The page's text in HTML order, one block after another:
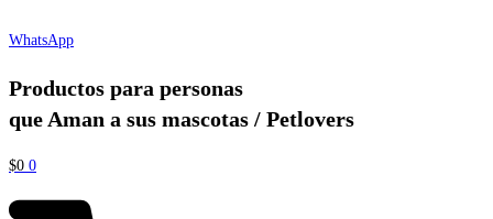
WhatsApp
Productos para personas
que Aman a sus mascotas / Petlovers
$0 0